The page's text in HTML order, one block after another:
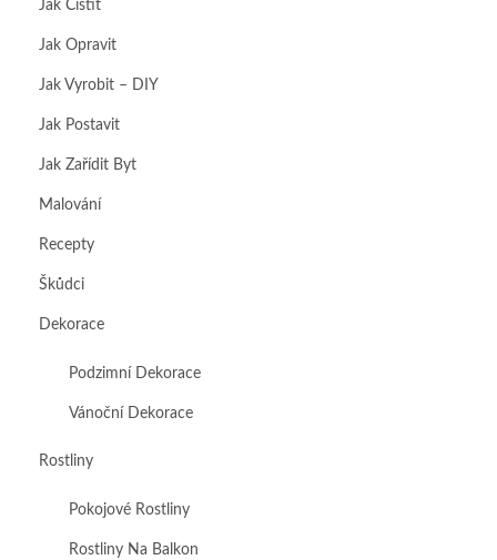
Jak Čistit
Jak Opravit
Jak Vyrobit – DIY
Jak Postavit
Jak Zařídit Byt
Malování
Recepty
Škůdci
Dekorace
Podzimní Dekorace
Vánoční Dekorace
Rostliny
Pokojové Rostliny
Rostliny Na Balkon